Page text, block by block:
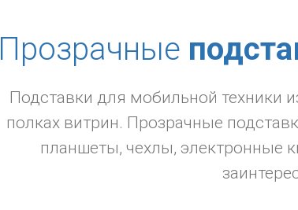
Подставки для мобильной техники
полках витрин. Прозрачные
планшеты, чехлы, электронные
Прозрачные